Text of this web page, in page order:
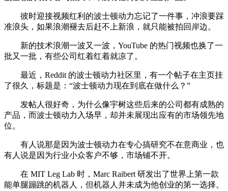
彼时迎接视频红利的波士顿动力忘记了一件事，冲浪要踩
准浪头，如果浪潮褪去后赶不上新浪，就只能被拍回岸边。
新的技术浪潮一波又一波，YouTube 的热门视频也换了一
批又一批，有些公司红着红着就凉了。
最近，Reddit 的波士顿动力社区里，有一个帖子在主页挂
了很久，标题是：“波士顿动力现在到底在做什么？”
发帖人很好奇，为什么像宇树这些后来的公司都有成熟的
产品，而波士顿动力入场早，却并未展现出应有的市场领先地
位。
有人说那是因为波士顿动力在专心搞研究不在意商业，也
有人说是因为行业小众客户不够，市场铺不开。
在 MIT Leg Lab 时，Marc Raibert 研发出了世界上第一款
能单腿蹦跳的机器人，但机器人并未成为他创业的第一选择。